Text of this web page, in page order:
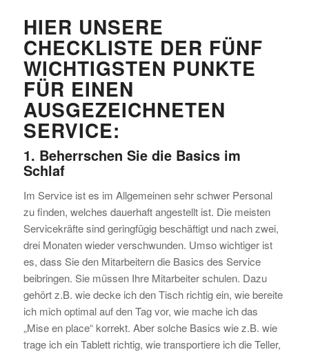
HIER UNSERE
CHECKLISTE DER FÜNF
WICHTIGSTEN PUNKTE
FÜR EINEN
AUSGEZEICHNETEN
SERVICE:
1. Beherrschen Sie die Basics im
Schlaf
Im Service ist es im Allgemeinen sehr schwer Personal
zu finden, welches dauerhaft angestellt ist. Die meisten
Servicekräfte sind geringfügig beschäftigt und nach zwei,
drei Monaten wieder verschwunden. Umso wichtiger ist
es, dass Sie den Mitarbeitern die Basics des Service
beibringen. Sie müssen Ihre Mitarbeiter schulen. Dazu
gehört z.B. wie decke ich den Tisch richtig ein, wie bereite
ich mich optimal auf den Tag vor, wie mache ich das
„Mise en place“ korrekt. Aber solche Basics wie z.B. wie
trage ich ein Tablett richtig, wie transportiere ich die Teller,